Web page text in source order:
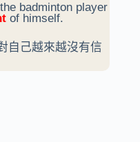
badminton player
of himself.
自己越來越沒有信